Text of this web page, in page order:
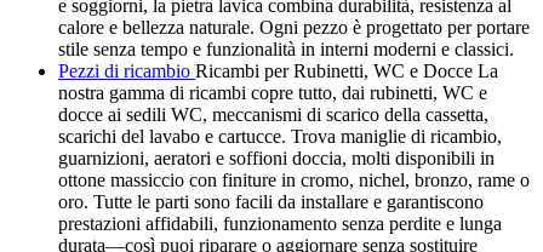
e soggiorni, la pietra lavica combina durabilità, resistenza al
calore e bellezza naturale. Ogni pezzo è progettato per portare
stile senza tempo e funzionalità in interni moderni e classici.
Pezzi di ricambio Ricambi per Rubinetti, WC e Docce La
nostra gamma di ricambi copre tutto, dai rubinetti, WC e
docce ai sedili WC, meccanismi di scarico della cassetta,
scarichi del lavabo e cartucce. Trova maniglie di ricambio,
guarnizioni, aeratori e soffioni doccia, molti disponibili in
ottone massiccio con finiture in cromo, nichel, bronzo, rame o
oro. Tutte le parti sono facili da installare e garantiscono
prestazioni affidabili, funzionamento senza perdite e lunga
durata—così puoi riparare o aggiornare senza sostituire